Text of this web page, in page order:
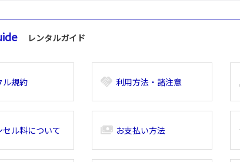
レンタルガイド
ル規約 handshake 利用方法・諸注意
セル料について payments お支払い方法